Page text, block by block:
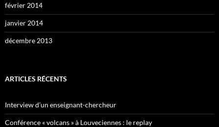
février 2014
janvier 2014
décembre 2013
ARTICLES RÉCENTS
Interview d’un enseignant-chercheur
Conférence « volcans » à Louveciennes : le replay